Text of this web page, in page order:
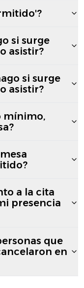
si surge
asistir?
si surge
asistir?
mínimo,
a la cita
presencia
que
en